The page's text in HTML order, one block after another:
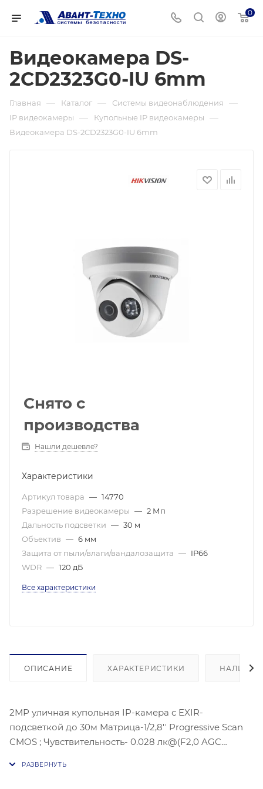
0
Видеокамера DS-
2CD2323G0-IU 6mm
Главная — Каталог — Системы видеонаблюдения —
IP видеокамеры — Купольные IP видеокамеры —
Видеокамера DS-2CD2323G0-IU 6mm
Снято с
производства
Нашли дешевле?
Характеристики
Артикул товара — 14770
Разрешение видеокамеры — 2 Мп
Дальность подсветки — 30 м
Объектив — 6 мм
Защита от пыли/влаги/вандалозащита — IP66
WDR — 120 дБ
Все характеристики
ОПИСАНИЕ ХАРАКТЕРИСТИКИ НАЛИЧИЕ
2МР уличная купольная IP-камера с EXIR-
подсветкой до 30м Матрица-1/2,8'' Progressive Scan
CMOS ; Чувствительность- 0.028 лк@(F2,0 AGC